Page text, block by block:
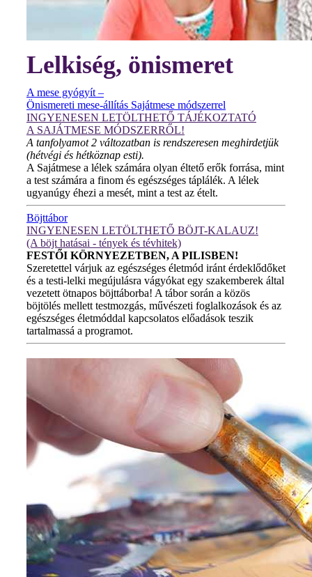
Lelkiség, önismeret
A mese gyógyít –
Önismereti mese-állítás Sajátmese módszerrel
INGYENESEN LETÖLTHETŐ TÁJÉKOZTATÓ
A SAJÁTMESE MÓDSZERRŐL!
A tanfolyamot 2 változatban is rendszeresen meghirdetjük
(hétvégi és hétköznap esti).
A Sajátmese a lélek számára olyan éltető erők forrása, mint
a test számára a finom és egészséges táplálék. A lélek
ugyanúgy éhezi a mesét, mint a test az ételt.
Böjttábor
INGYENESEN LETÖLTHETŐ BÖJT-KALAUZ!
(A böjt hatásai - tények és tévhitek)
FESTŐI KÖRNYEZETBEN, A PILISBEN!
Szeretettel várjuk az egészséges életmód iránt érdeklődőket
és a testi-lelki megújulásra vágyókat egy szakemberek által
vezetett ötnapos böjttáborba! A tábor során a közös
böjtölés mellett testmozgás, művészeti foglalkozások és az
egészséges életmóddal kapcsolatos előadások teszik
tartalmassá a programot.